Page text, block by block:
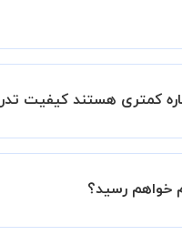
استادبانک می باشد.
کمتری هستند کیفیت
آنها نیز مشهود است،
خواهم رسید؟